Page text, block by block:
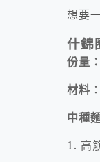
想要
什錦
份量
材料 ：
中種
1. 高